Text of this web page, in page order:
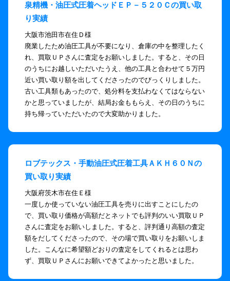
泉精機・油圧式圧着ヘッドＥＰ－５２０Ｃの買い取
り実績
大阪市池田市在住Ｄ様
廃業したため油圧工具が不要になり、倉庫の中を整理したく
れ、買取ＵＰさんに査定をお願いしました。すると、その日
のうちにお越しいただいたうえ、他の工具と合わせて５万円
近い買い取り額を出してくださったのでびっくりしました。
古い工具類もあったので、処分料を支払わなくてはならない
かと思っていましたが、結局お金ももらえ、その日のうちに
持ち帰っていただいたので大変助かりました。
ロブテックス・手動油圧式圧着工具ＡＫＨ６０Ｎの
買い取り実績
大阪府茨木市在住Ｅ様
一度しか使っていない油圧工具を売りに出すことにしたの
で、買い取り価格が高額だとネットでも評判のいい買取ＵＰ
さんに査定をお願いしました。すると、評判通り高額の査定
額をだしてくださったので、その場で買い取りをお願いしま
した。こんなに希望額どおりの査定をしてくれるとは思わ
ず、買取ＵＰさんにお願いできてよかったと思いました。